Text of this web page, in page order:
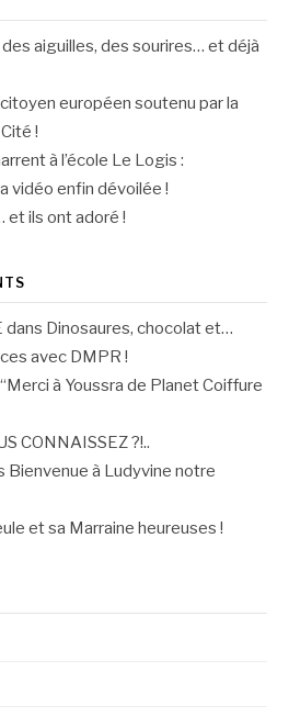
aiguilles, des sourires… et déjà
européen soutenu par la
!
à l’école Le Logis :
vidéo enfin dévoilée !
et ils ont adoré !
dans Dinosaures, chocolat et…
avec DMPR !
“Merci à Youssra de Planet Coiffure
CONNAISSEZ ?!..
Bienvenue à Ludyvine notre
et sa Marraine heureuses !